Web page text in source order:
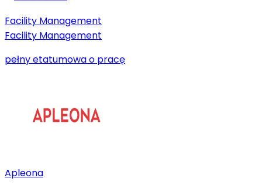
Facility Management
Facility Management
pełny etatumowa o pracę
Apleona